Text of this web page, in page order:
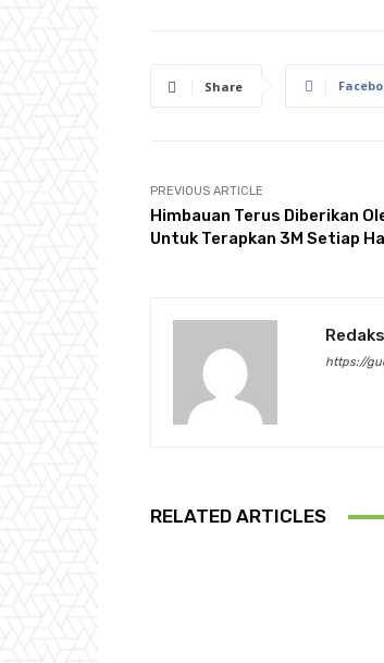
Share
PREVIOUS ARTICLE
Himbauan Terus Diberikan
Untuk Terapkan 3M Setiap
https://
RELATED ARTICLES